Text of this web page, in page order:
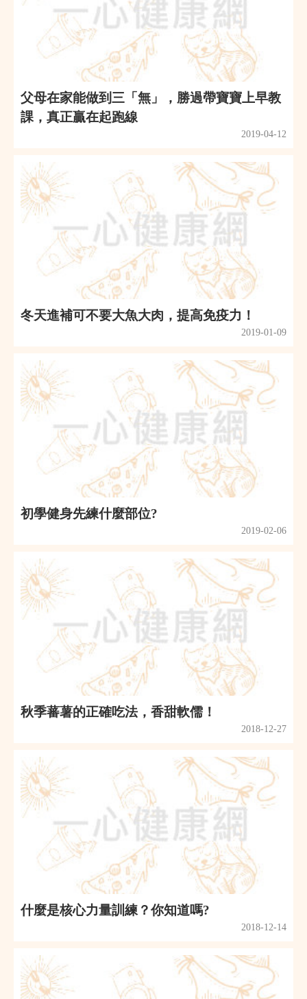
父母在家能做到三「無」，勝過帶寶寶上早教
課，真正贏在起跑線
2019-04-12
冬天進補可不要大魚大肉，提高免疫力！
2019-01-09
初學健身先練什麼部位?
2019-02-06
秋季蕃薯的正確吃法，香甜軟儒！
2018-12-27
什麼是核心力量訓練？你知道嗎?
2018-12-14